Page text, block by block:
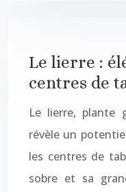
Le lierre :
centres de
Le lierre, plante
révèle un
les centres de
sobre et sa